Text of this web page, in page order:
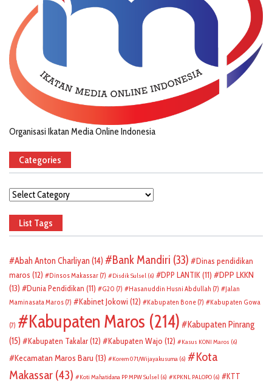
Organisasi Ikatan Media Online Indonesia
Categories
Categories
List Tags
Abah Anton Charliyan (14) Bank Mandiri (33)
Dinas pendidikan
maros (12) Dinsos Makassar (7) Disdik Sulsel (6) DPP LANTIK(11)
DPP LKKN
(13)
Dunia Pendidikan (11) G20 (7) Hasanuddin Husni Abdullah (7)
Jalan
Maminasata Maros (7) Kabinet Jokowi (12) Kabupaten Bone (7) Kabupaten Gowa
(7) Kabupaten Maros (214)
Kabupaten Pinrang
(15)
Kabupaten Takalar(12) Kabupaten Wajo (12) Kasus KONI Maros (6)
Kecamatan Maros Baru (13) Korem 071/Wijayakusuma (6)
Kota
Makassar (43) Koti Mahatidana PP MPW Sulsel (6) KPKNL PALOPO (6)
KTT